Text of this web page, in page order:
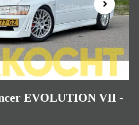
Next
EVOLUTION VII -